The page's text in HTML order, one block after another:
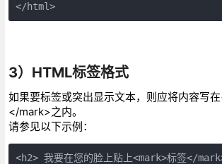
</html>
3）HTML标签格式
如果要标签或突出显示文本，则应将内容写
</mark>之内。
请参见以下示例：
<h2> 我要在您的脸上贴上<mark>标签</